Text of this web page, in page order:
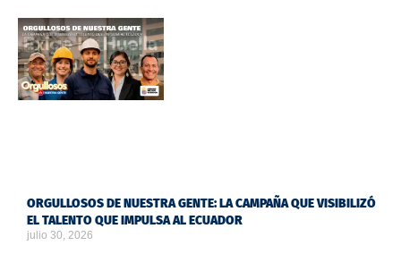
ORGULLOSOS DE NUESTRA GENTE: LA CAMPAÑA QUE VISIBILIZÓ
EL TALENTO QUE IMPULSA AL ECUADOR
julio 30, 2026